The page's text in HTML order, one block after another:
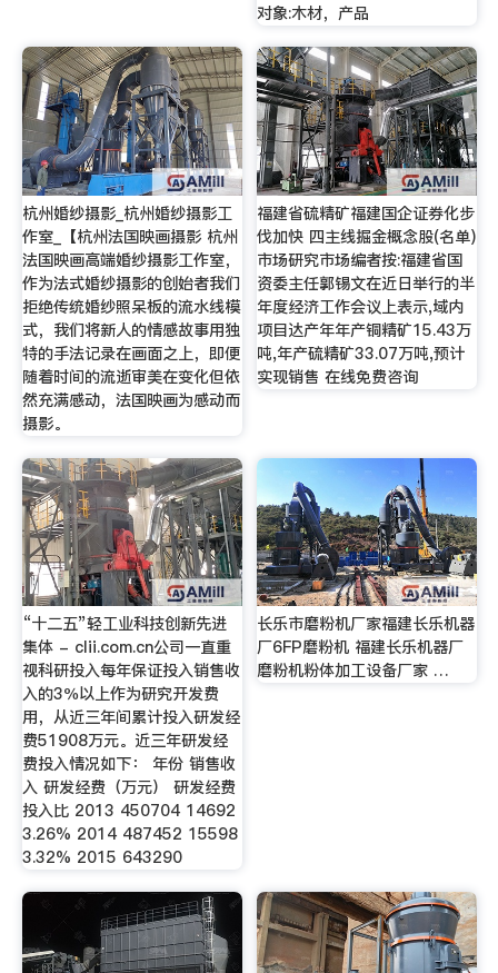
对象:木材，产品
杭州婚纱摄影_杭州婚纱摄影工
作室_【杭州法国映画摄影 杭州
法国映画高端婚纱摄影工作室，
作为法式婚纱摄影的创始者我们
拒绝传统婚纱照呆板的流水线模
式，我们将新人的情感故事用独
特的手法记录在画面之上，即便
随着时间的流逝审美在变化但依
然充满感动，法国映画为感动而
摄影。
福建省硫精矿福建国企证券化步
伐加快 四主线掘金概念股(名单)
市场研究市场编者按:福建省国
资委主任郭锡文在近日举行的半
年度经济工作会议上表示,域内
项目达产年年产铜精矿15.43万
吨,年产硫精矿33.07万吨,预计
实现销售 在线免费咨询
“十二五”轻工业科技创新先进
集体 - clii.com.cn公司一直重
视科研投入每年保证投入销售收
入的3％以上作为研究开发费
用，从近三年间累计投入研发经
费51908万元。近三年研发经
费投入情况如下： 年份 销售收
入 研发经费（万元） 研发经费
投入比 2013 450704 14692
3.26% 2014 487452 15598
3.32% 2015 643290
长乐市磨粉机厂家福建长乐机器
厂6FP磨粉机 福建长乐机器厂
磨粉机粉体加工设备厂家 …